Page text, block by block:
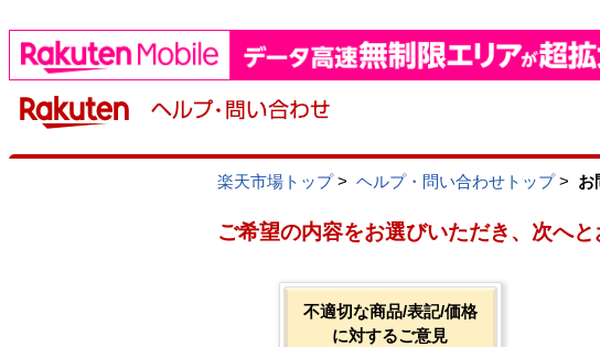
楽天市場トップ> ヘルプ・問い合わせトップ> お
ご希望の内容をお選びいただき、次へと
不適切な商品/表記/価格
に対するご意見